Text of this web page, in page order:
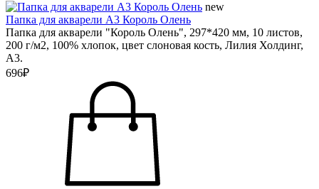
new
Папка для акварели А3 Король Олень
Папка для акварели "Король Олень", 297*420 мм, 10 листов,
200 г/м2, 100% хлопок, цвет слоновая кость, Лилия Холдинг,
А3.
696₽